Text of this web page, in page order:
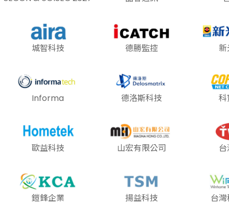
城智科技 德勝監控 新
Informa 德洛斯科技 科
歐益科技 山宏有限公司
鎧鋒企業 揚益科技 台